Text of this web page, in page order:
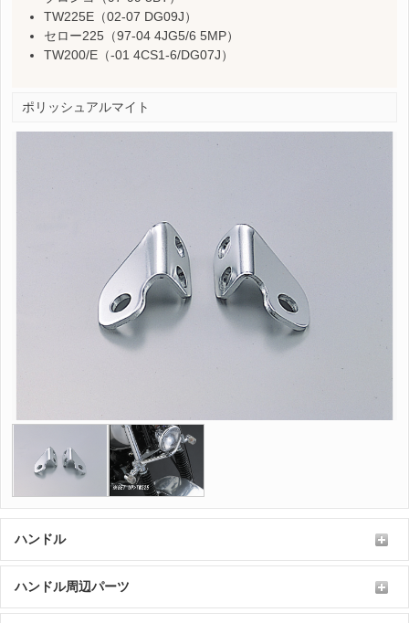
TW225E（02-07 DG09J）
セロー225（97-04 4JG5/6 5MP）
TW200/E（-01 4CS1-6/DG07J）
ポリッシュアルマイト
ハンドル
ハンドル周辺パーツ